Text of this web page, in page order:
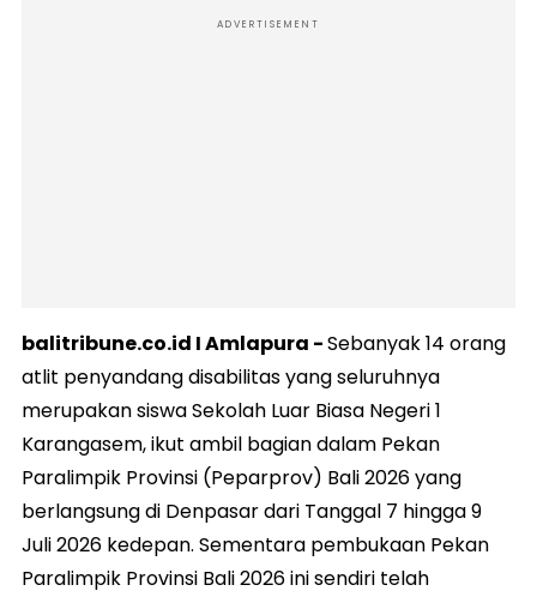
ADVERTISEMENT
balitribune.co.id I Amlapura -Sebanyak 14 orang
atlit penyandang disabilitas yang seluruhnya
merupakan siswa Sekolah Luar Biasa Negeri 1
Karangasem, ikut ambil bagian dalam Pekan
Paralimpik Provinsi (Peparprov) Bali 2026 yang
berlangsung di Denpasar dari Tanggal 7 hingga 9
Juli 2026 kedepan. Sementara pembukaan Pekan
Paralimpik Provinsi Bali 2026 ini sendiri telah